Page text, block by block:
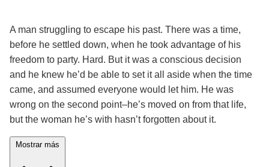
A man struggling to escape his past. There was a time,
before he settled down, when he took advantage of his
freedom to party. Hard. But it was a conscious decision
and he knew he’d be able to set it all aside when the time
came, and assumed everyone would let him. He was
wrong on the second point–he’s moved on from that life,
but the woman he’s with hasn’t forgotten about it.